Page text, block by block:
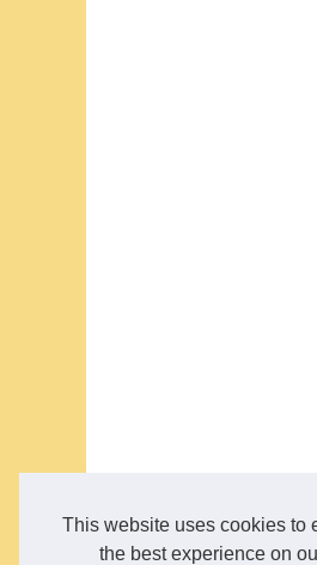
This website uses cookies to
the best experience on